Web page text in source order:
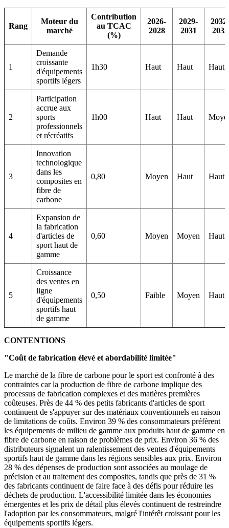
Rang
Moteur du
marché
Contribution
au TCAC
(%)
2026-
2028
2029-
2031
2032-
2035
1
Demande
croissante
d'équipements
sportifs légers
1h30 Haut Haut Haut
2
Participation
accrue aux
sports
professionnels
et récréatifs
1h00 Haut Haut
3
Innovation
technologique
dans les
composites en
fibre de
carbone
0,80 Moyen Haut Haut
4
Expansion de
la fabrication
d'articles de
sport haut de
gamme
0,60 Moyen Moyen Haut
5
Croissance
des ventes en
ligne
d'équipements
sportifs haut
de gamme
0,50 Faible Moyen Haut
CONTENTIONS
"Coût de fabrication élevé et abordabilité limitée"
Le marché de la fibre de carbone pour le sport est confronté à des
contraintes car la production de fibre de carbone implique des
processus de fabrication complexes et des matières premières
coûteuses. Près de 44 % des petits fabricants d'articles de sport
continuent de s'appuyer sur des matériaux conventionnels en raison
de limitations de coûts. Environ 39 % des consommateurs préfèrent
les équipements de milieu de gamme aux produits haut de gamme en
fibre de carbone en raison de problèmes de prix. Environ 36 % des
distributeurs signalent un ralentissement des ventes d'équipements
sportifs haut de gamme dans les régions sensibles aux prix. Environ
28 % des dépenses de production sont associées au moulage de
précision et au traitement des composites, tandis que près de 31 %
des fabricants continuent de faire face à des défis pour réduire les
déchets de production. L'accessibilité limitée dans les économies
émergentes et les prix de détail plus élevés continuent de restreindre
l'adoption par les consommateurs, malgré l'intérêt croissant pour les
équipements sportifs légers.